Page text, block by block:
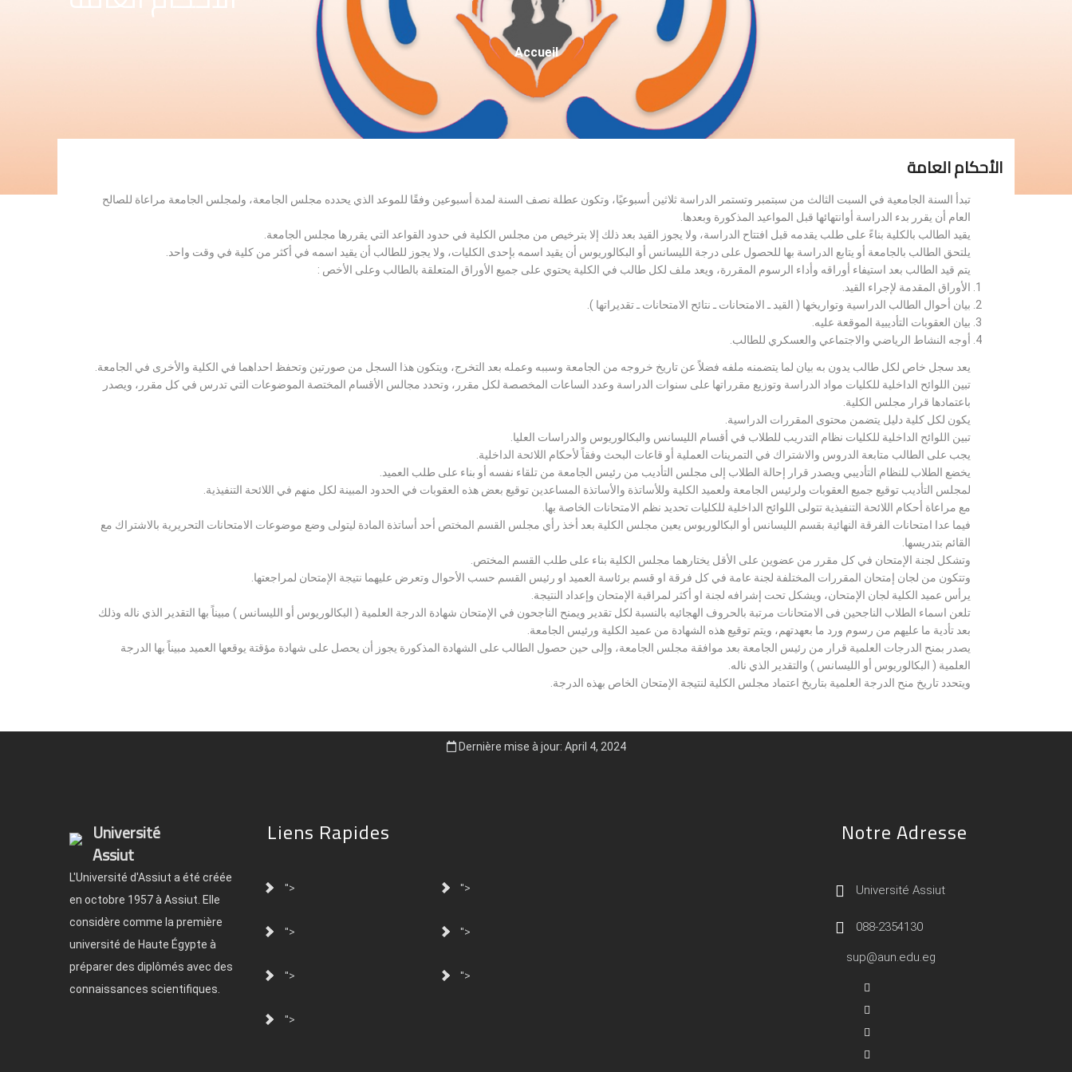
Fil
D'Ariane
Accueil
الأحكام العامة
تبدأ السنة الجامعية في السبت الثالث من سبتمبر وتستمر الدراسة ثلاثين أسبوعيًا، وتكون عطلة نصف السنة لمدة أسبوعين وفقًا للموعد الذي يحدده مجلس الجامعة، ولمجلس الجامعة مراعاة للصالح
العام أن يقرر بدء الدراسة أوانتهائها قبل المواعيد المذكورة وبعدها.
يقيد الطالب بالكلية بناءً على طلب يقدمه قبل افتتاح الدراسة، ولا يجوز القيد بعد ذلك إلا بترخيص من مجلس الكلية في حدود القواعد التي يقررها مجلس الجامعة.
يلتحق الطالب بالجامعة أو يتابع الدراسة بها للحصول على درجة الليسانس أو البكالوريوس أن يقيد اسمه بإحدى الكليات، ولا يجوز للطالب أن يقيد اسمه في أكثر من كلية في وقت واحد.
يتم قيد الطالب بعد استيفاء أوراقه وأداء الرسوم المقررة، ويعد ملف لكل طالب في الكلية يحتوي على جميع الأوراق المتعلقة بالطالب وعلى الأخص :
الأوراق المقدمة لإجراء القيد.
بيان أحوال الطالب الدراسية وتواريخها ( القيد ـ الامتحانات ـ نتائح الامتحانات ـ تقديراتها ).
بيان العقوبات التأديبية الموقعة عليه.
أوجه النشاط الرياضي والاجتماعي والعسكري للطالب.
يعد سجل خاص لكل طالب يدون به بيان لما يتضمنه ملفه فضلاً عن تاريخ خروجه من الجامعة وسببه وعمله بعد التخرج، ويتكون هذا السجل من صورتين وتحفظ احداهما في الكلية والأخرى في الجامعة.
تبين اللوائح الداخلية للكليات مواد الدراسة وتوزيع مقرراتها على سنوات الدراسة وعدد الساعات المخصصة لكل مقرر، وتحدد مجالس الأقسام المختصة الموضوعات التي تدرس في كل مقرر، ويصدر
باعتمادها قرار مجلس الكلية.
يكون لكل كلية دليل يتضمن محتوى المقررات الدراسية.
تبين اللوائح الداخلية للكليات نظام التدريب للطلاب في أقسام الليسانس والبكالوريوس والدراسات العليا.
يجب على الطالب متابعة الدروس والاشتراك في التمرينات العملية أو قاعات البحث وفقاً لأحكام اللائحة الداخلية.
يخضع الطلاب للنظام التأديبي ويصدر قرار إحالة الطلاب إلى مجلس التأديب من رئيس الجامعة من تلقاء نفسه أو بناء على طلب العميد.
لمجلس التأديب توقيع جميع العقوبات ولرئيس الجامعة ولعميد الكلية وللأساتذة والأساتذة المساعدين توقيع بعض هذه العقوبات في الحدود المبينة لكل منهم في اللائحة التنفيذية.
مع مراعاة أحكام اللائحة التنفيذية تتولى اللوائح الداخلية للكليات تحديد نظم الامتحانات الخاصة بها.
فيما عدا امتحانات الفرقة النهائية بقسم الليسانس أو البكالوريوس يعين مجلس الكلية بعد أخذ رأي مجلس القسم المختص أحد أساتذة المادة ليتولى وضع موضوعات الامتحانات التحريرية بالاشتراك مع
القائم بتدريسها.
وتشكل لجنة الإمتحان في كل مقرر من عضوين على الأقل يختارهما مجلس الكلية بناء على طلب القسم المختص.
وتتكون من لجان إمتحان المقررات المختلفة لجنة عامة في كل فرقة او قسم برئاسة العميد او رئيس القسم حسب الأحوال وتعرض عليهما نتيجة الإمتحان لمراجعتها.
يرأس عميد الكلية لجان الإمتحان، ويشكل تحت إشرافه لجنة او أكثر لمراقبة الإمتحان وإعداد النتيجة.
تلعن اسماء الطلاب الناجحين فى الامتحانات مرتبة بالحروف الهجائيه بالنسبة لكل تقدير ويمنح الناجحون في الإمتحان شهادة الدرجة العلمية ( البكالوريوس أو الليسانس ) مبيناً بها التقدير الذي ناله وذلك
بعد تأدية ما عليهم من رسوم ورد ما بعهدتهم، ويتم توقيع هذه الشهادة من عميد الكلية ورئيس الجامعة.
يصدر بمنح الدرجات العلمية قرار من رئيس الجامعة بعد موافقة مجلس الجامعة، وإلى حين حصول الطالب على الشهادة المذكورة يجوز أن يحصل على شهادة مؤقتة يوقعها العميد مبيناً بها الدرجة
العلمية ( البكالوريوس أو الليسانس ) والتقدير الذي ناله.
ويتحدد تاريخ منح الدرجة العلمية بتاريخ اعتماد مجلس الكلية لنتيجة الإمتحان الخاص بهذه الدرجة.
Dernière mise à jour: April 4, 2024
Université
Assiut
L'Université d'Assiut a été créée
en octobre 1957 à Assiut. Elle
considère comme la première
université de Haute Égypte à
préparer des diplômés avec des
connaissances scientifiques.
Liens Rapides
"> ">
"> ">
"> ">
">
Notre Adresse
Université Assiut
088-2354130
sup@aun.edu.eg